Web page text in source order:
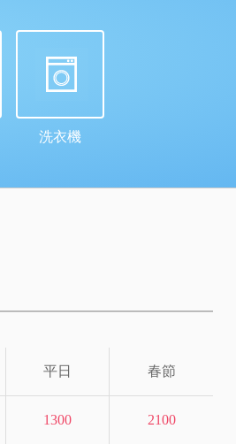
洗衣機
平日 春節
1300 2100